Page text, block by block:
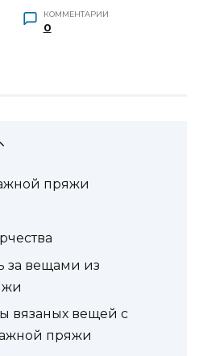
КОММЕНТАРИИ
0
пряжи
за вещами из
вязаных вещей с
пряжи